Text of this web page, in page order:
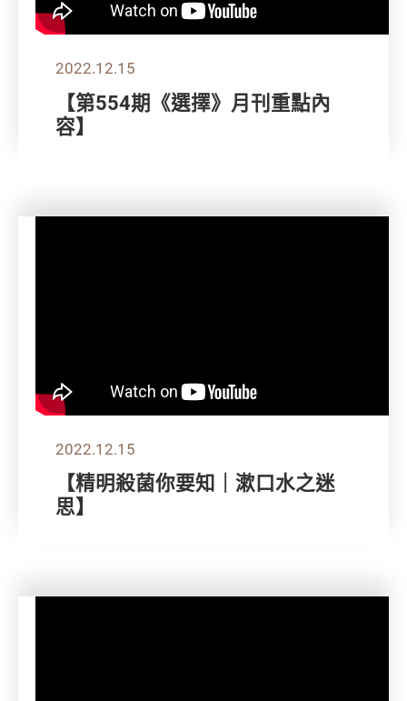
2022.12.15
【第554期《選擇》月刊重點內
容】
2022.12.15
【精明殺菌你要知｜漱口水之迷
思】